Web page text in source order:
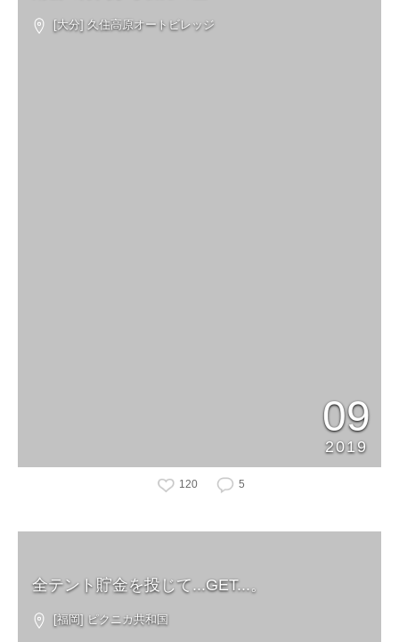
[大分] 久住高原オートビレッジ
09
2019
120 5
全テント貯金を投じて...GET...。
[福岡] ピクニカ共和国